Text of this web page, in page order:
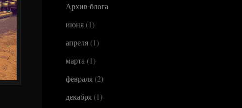
Архив блога
июня (1)
апреля (1)
марта (1)
февраля (2)
декабря (1)